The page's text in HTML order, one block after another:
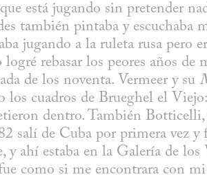
está jugando sin pretender
también pintaba y escuchaba
jugando a la ruleta rusa pero
logré rebasar los peores años de
de los noventa. Vermeer y su
los cuadros de Brueghel el
dentro. También Botticelli,
salí de Cuba por primera vez
y ahí estaba en la Galería de los
como si me encontrara con